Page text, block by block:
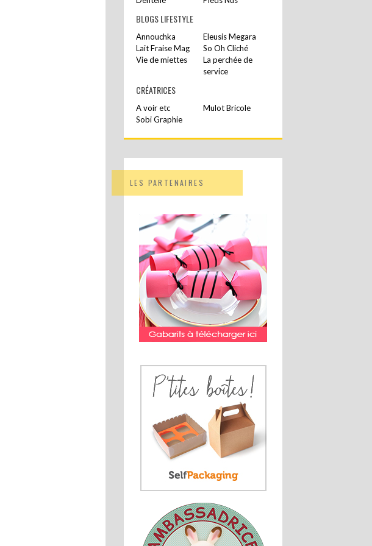
BLOGS LIFESTYLE
Annouchka
Eleusis Megara
Lait Fraise Mag
So Oh Cliché
Vie de miettes
La perchée de
service
CRÉATRICES
A voir etc
Mulot Bricole
Sobi Graphie
LES PARTENAIRES